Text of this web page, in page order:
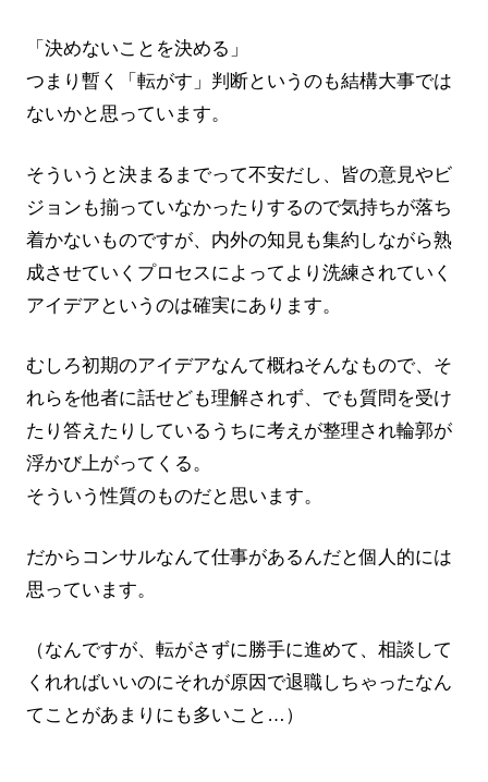
「決めないことを決める」
つまり暫く「転がす」判断というのも結構大事では
ないかと思っています。
そういうと決まるまでって不安だし、皆の意見やビ
ジョンも揃っていなかったりするので気持ちが落ち
着かないものですが、内外の知見も集約しながら熟
成させていくプロセスによってより洗練されていく
アイデアというのは確実にあります。
むしろ初期のアイデアなんて概ねそんなもので、そ
れらを他者に話せども理解されず、でも質問を受け
たり答えたりしているうちに考えが整理され輪郭が
浮かび上がってくる。
そういう性質のものだと思います。
だからコンサルなんて仕事があるんだと個人的には
思っています。
（なんですが、転がさずに勝手に進めて、相談して
くれればいいのにそれが原因で退職しちゃったなん
てことがあまりにも多いこと…）